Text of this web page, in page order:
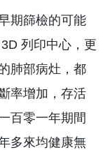
期篩檢的可能
列印中心，更
肺部病灶，都
率增加，存活
百零一年期間
多來均健康無